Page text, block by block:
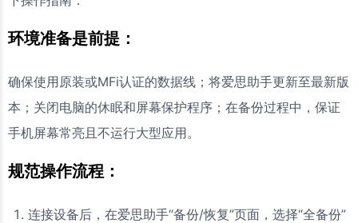
环境准备是前提：
确保使用原装或MFi认证的数据线；将爱思助手更新至最新版
本；关闭电脑的休眠和屏幕保护程序；在备份过程中，保证
手机屏幕常亮且不运行大型应用。
规范操作流程：
连接设备后，在爱思助手“备份/恢复”页面，选择“全备份”